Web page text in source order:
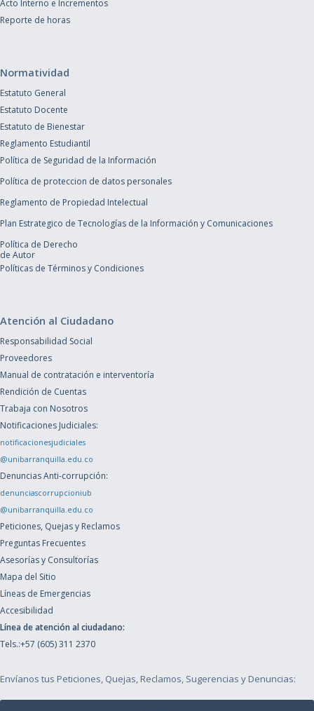
Acto Interno e Incrementos
Reporte de horas
Normatividad
Estatuto General
Estatuto Docente
Estatuto de Bienestar
Reglamento Estudiantil
Política de Seguridad de la Información
Política de proteccion de datos personales
Reglamento de Propiedad Intelectual
Plan Estrategico de Tecnologías de la Información y Comunicaciones
Política de Derecho
de Autor
Políticas de Términos y Condiciones
Atención al Ciudadano
Responsabilidad Social
Proveedores
Manual de contratación e interventoría
Rendición de Cuentas
Trabaja con Nosotros
Notificaciones Judiciales:
notificacionesjudiciales
@unibarranquilla.edu.co
Denuncias Anti-corrupción:
denunciascorrupcioniub
@unibarranquilla.edu.co
Peticiones, Quejas y Reclamos
Preguntas Frecuentes
Asesorías y Consultorías
Mapa del Sitio
Líneas de Emergencias
Accesibilidad
Línea de atención al ciudadano:
Tels.:+57 (605) 311 2370
Envíanos tus Peticiones, Quejas, Reclamos, Sugerencias y Denuncias: